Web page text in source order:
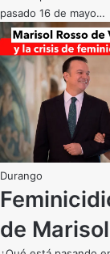
pasado 16 de mayo…
Durango
de